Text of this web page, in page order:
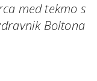
med tekmo s
Boltona